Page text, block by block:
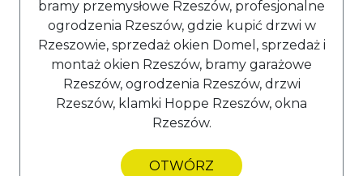
bramy przemysłowe Rzeszów, profesjonalne
ogrodzenia Rzeszów, gdzie kupić drzwi w
Rzeszowie, sprzedaż okien Domel, sprzedaż i
montaż okien Rzeszów, bramy garażowe
Rzeszów, ogrodzenia Rzeszów, drzwi
Rzeszów, klamki Hoppe Rzeszów, okna
Rzeszów.
OTWÓRZ